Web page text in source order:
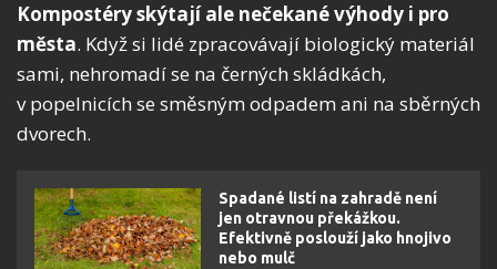
Kompostéry skýtají ale nečekané výhody i pro
města. Když si lidé zpracovávají biologický materiál
sami, nehromadí se na černých skládkách,
v popelnicích se směsným odpadem ani na sběrných
dvorech.
Spadané listí na zahradě není
jen otravnou překážkou.
Efektivně poslouží jako hnojivo
nebo mulč